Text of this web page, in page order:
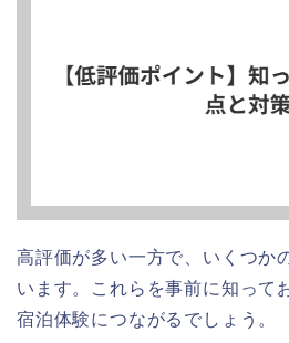
高評価が多い一方で、いくつか
います。これらを事前に知って
宿泊体験につながるでしょう。